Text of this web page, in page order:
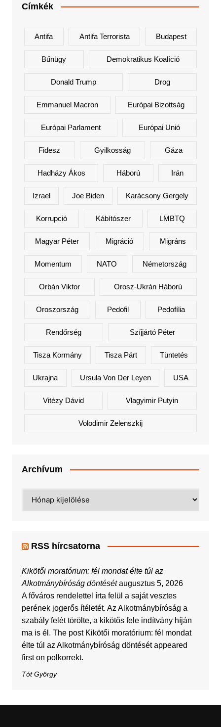
Címkék
Antifa Antifa Terrorista Budapest
Bűnügy Demokratikus Koalíció
Donald Trump Drog
Emmanuel Macron Európai Bizottság
Európai Parlament Európai Unió
Fidesz Gyilkosság Gáza
Hadházy Ákos Háború Irán
Izrael Joe Biden Karácsony Gergely
Korrupció Kábítószer LMBTQ
Magyar Péter Migráció Migráns
Momentum NATO Németország
Orbán Viktor Orosz-Ukrán Háború
Oroszország Pedofil Pedofília
Rendőrség Szíjjártó Péter
Tisza Kormány Tisza Párt Tüntetés
Ukrajna Ursula Von Der Leyen USA
Vitézy Dávid Vlagyimir Putyin
Volodimir Zelenszkij
Archívum
RSS hírcsatorna
Kikötői moratórium: fél mondat élte túl az
Alkotmánybíróság döntését augusztus 5, 2026
A főváros rendelettel írta felül a saját vesztes
perének jogerős ítéletét. Az Alkotmánybíróság a
szabály felét törölte, a kikötős fele indítvány híján
ma is él. The post Kikötői moratórium: fél mondat
élte túl az Alkotmánybíróság döntését appeared
first on polkorrekt.
Tót György